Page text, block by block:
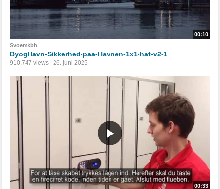
00:10
Svoemkbh
ByogHavn-Sikkerhed-paa-Havnen-1x1-hat-v2-1
910.747 views 26. juni 2025
00:33